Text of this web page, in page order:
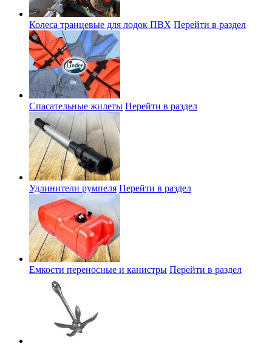
Колеса транцевые для лодок ПВХ Перейти в раздел
Спасательные жилеты Перейти в раздел
Удлинители румпеля Перейти в раздел
Емкости переносные и канистры Перейти в раздел